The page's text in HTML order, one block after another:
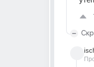
1